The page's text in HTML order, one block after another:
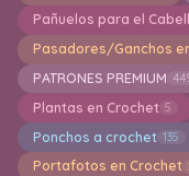
Pañuelos para el
Pasadores/Ganchos
PATRONES PREMIUM
Plantas en Crochet 5
Ponchos a crochet 135
Portafotos en Crochet